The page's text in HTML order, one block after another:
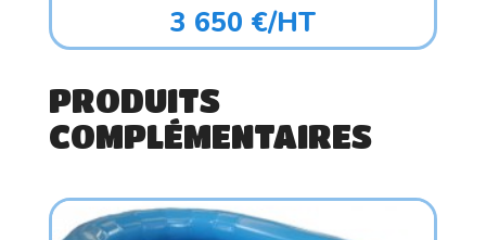
3 650 €/HT
PRODUITS
COMPLÉMENTAIRES